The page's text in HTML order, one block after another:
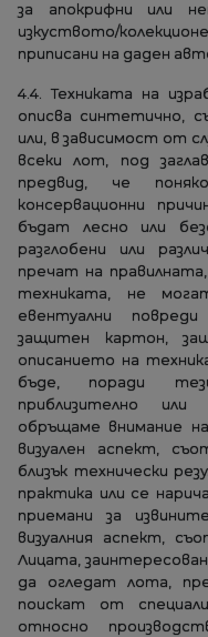
за апокрифни или
изкуството/
приписани на даден
4.4. Техниката на
описва синтетично,
или, в зависимост от
всеки лот, под
предвид, че
консервационни
бъдат лесно или
разглобени или
пречат на правилната,
техниката, не
евентуални
защитен картон,
описанието на
бъде, поради
приблизително или
обръщаме внимание
визуален аспект,
близък технически
практика или се
приемани за
визуалния аспект,
Лицата,
да огледат лота,
поискат от
относно